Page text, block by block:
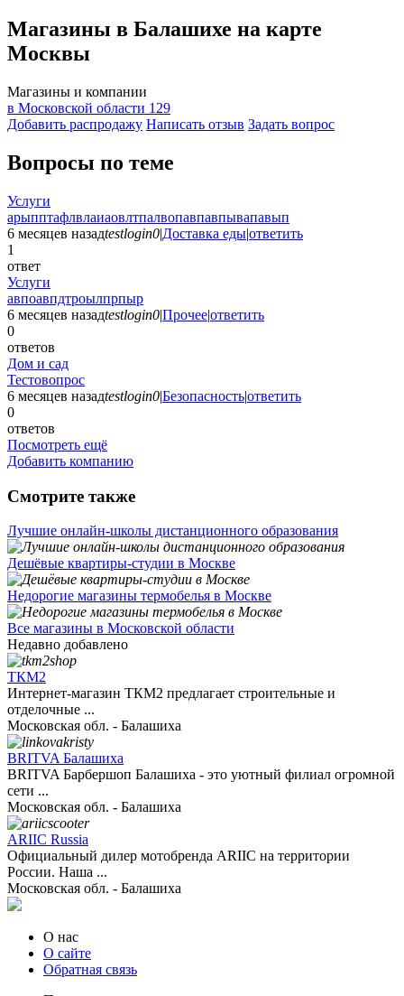
Магазины в Балашихе на карте
Москвы
Магазины и компании
в Московской области 129
Добавить раcпродажу Написать отзыв Задать вопрос
Вопросы по теме
Услуги
арыпптафлвлаиаовлтпалвопавпавпывапавып
6 месяцев назадtestlogin0|Доставка еды|ответить
1
ответ
Услуги
авпоавпдтроылпрпыр
6 месяцев назадtestlogin0|Прочее|ответить
0
ответов
Дом и сад
Тестовопрос
6 месяцев назадtestlogin0|Безопасность|ответить
0
ответов
Посмотреть ещё
Добавить компанию
Смотрите также
Лучшие онлайн-школы дистанционного образования
Дешёвые квартиры-студии в Москве
Недорогие магазины термобелья в Москве
Все магазины в Московской области
Недавно добавлено
ТКМ2
Интернет-магазин ТКМ2 предлагает строительные и
отделочные ...
Московская обл. - Балашиха
BRITVA Балашиха
BRITVA Барбершоп Балашиха - это уютный филиал огромной
сети ...
Московская обл. - Балашиха
ARIIC Russia
Официальный дилер мотобренда ARIIC на территории
России. Наша ...
Московская обл. - Балашиха
О нас
О сайте
Обратная связь